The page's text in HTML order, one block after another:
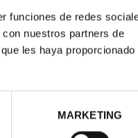
funciones de redes
nuestros partners de
les haya proporcionado
MARKETING